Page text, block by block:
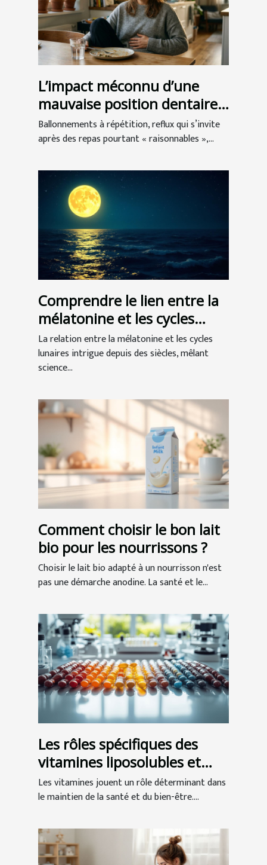
L’impact méconnu d’une
mauvaise position dentaire
sur la digestion
Ballonnements à répétition, reflux qui s’invite
après des repas pourtant « raisonnables »,...
Comprendre le lien entre la
mélatonine et les cycles
lunaires
La relation entre la mélatonine et les cycles
lunaires intrigue depuis des siècles, mêlant
science...
Comment choisir le bon lait
bio pour les nourrissons ?
Choisir le lait bio adapté à un nourrisson n'est
pas une démarche anodine. La santé et le...
Les rôles spécifiques des
vitamines liposolubles et
hydrosolubles
Les vitamines jouent un rôle déterminant dans
le maintien de la santé et du bien-être....